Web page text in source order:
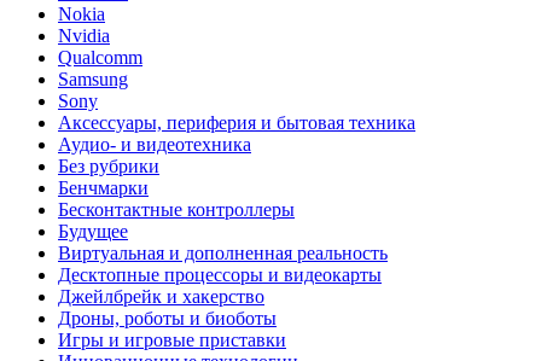
Nokia
Nvidia
Qualcomm
Samsung
Sony
Аксессуары, периферия и бытовая техника
Аудио- и видеотехника
Без рубрики
Бенчмарки
Бесконтактные контроллеры
Будущее
Виртуальная и дополненная реальность
Десктопные процессоры и видеокарты
Джейлбрейк и хакерство
Дроны, роботы и биоботы
Игры и игровые приставки